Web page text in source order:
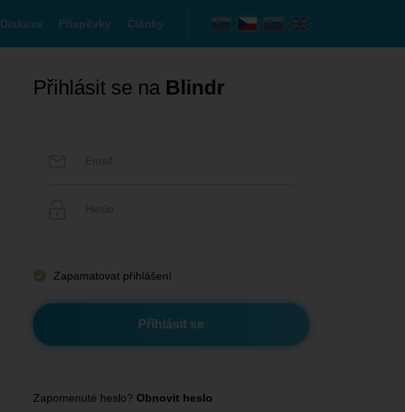
Diskuze Příspěvky Články
Přihlásit se na Blindr
Zapamatovat přihlášení
Zapomenuté heslo? Obnovit heslo